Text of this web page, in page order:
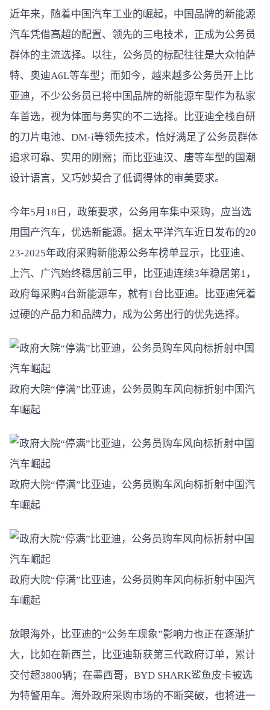
近年来，随着中国汽车工业的崛起，中国品牌的新能源
汽车凭借高超的配置、领先的三电技术，正成为公务员
群体的主流选择。以往，公务员的标配往往是大众帕萨
特、奥迪A6L等车型；而如今，越来越多公务员开上比
亚迪，不少公务员已将中国品牌的新能源车型作为私家
车首选，视为体面与务实的不二选择。比亚迪全栈自研
的刀片电池、DM-i等领先技术，恰好满足了公务员群体
追求可靠、实用的刚需；而比亚迪汉、唐等车型的国潮
设计语言，又巧妙契合了低调得体的审美要求。
今年5月18日，政策要求，公务用车集中采购，应当选
用国产汽车，优选新能源。据太平洋汽车近日发布的20
23-2025年政府采购新能源公务车榜单显示，比亚迪、
上汽、广汽始终稳居前三甲，比亚迪连续3年稳居第1，
政府每采购4台新能源车，就有1台比亚迪。比亚迪凭着
过硬的产品力和品牌力，成为公务出行的优先选择。
政府大院“停满”比亚迪，公务员购车风向标折射中国汽
车崛起
政府大院“停满”比亚迪，公务员购车风向标折射中国汽
车崛起
政府大院“停满”比亚迪，公务员购车风向标折射中国汽
车崛起
放眼海外，比亚迪的“公务车现象”影响力也正在逐渐扩
大，比如在新西兰，比亚迪斩获第三代政府订单，累计
交付超3800辆；在墨西哥，BYD SHARK鲨鱼皮卡被选
为特警用车。海外政府采购市场的不断突破，也将进一